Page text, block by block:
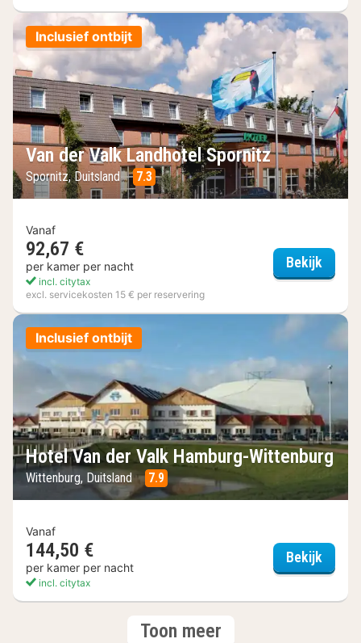
Inclusief ontbijt
Van der Valk Landhotel Spornitz
Spornitz, Duitsland 7.3
Vanaf
92,67 €
per kamer per nacht
incl. citytax
excl. servicekosten 15 € per reservering
Bekijk
Inclusief ontbijt
Hotel Van der Valk Hamburg-Wittenburg
Wittenburg, Duitsland 7.9
Vanaf
144,50 €
per kamer per nacht
incl. citytax
Bekijk
Toon meerhotels